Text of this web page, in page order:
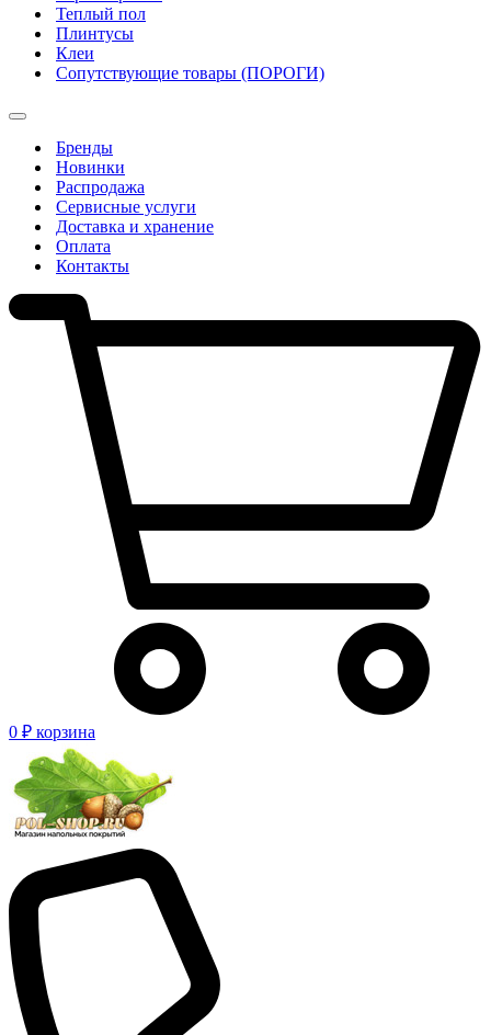
Теплый пол
Плинтусы
Клеи
Сопутствующие товары (ПОРОГИ)
Бренды
Новинки
Распродажа
Сервисные услуги
Доставка и хранение
Оплата
Контакты
0 ₽ корзина